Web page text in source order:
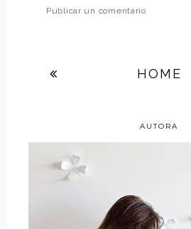
Publicar un comentario
HOME
AUTORA